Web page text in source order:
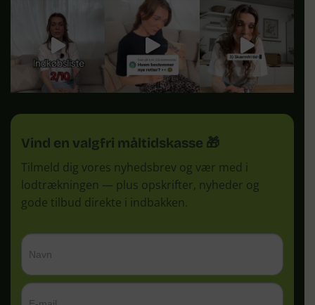
Vind en valgfri måltidskasse 🎁
Tilmeld dig vores nyhedsbrev og vær med i
lodtrækningen — plus opskrifter, nyheder og
gode tilbud direkte i indbakken.